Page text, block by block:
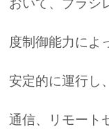
度制御能力によ
安定的に運行し
通信、リモート